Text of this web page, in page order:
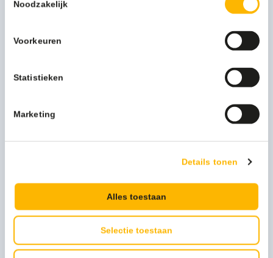
Noodzakelijk
Voorkeuren
Statistieken
Marketing
Details tonen
Alles toestaan
Selectie toestaan
chemie of reinigingsmiddel.
Bright 'n Water is de, onder Private Label geproduceerde,
Meer productinformatie
Kleur groen